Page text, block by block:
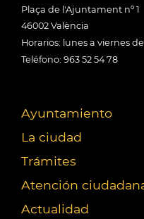
Plaça de l'Ajuntament nº 1
46002 València
Horarios: lunes a viernes
Teléfono: 963 52 54 78
Ayuntamiento
La ciudad
Trámites
Atención
Actualidad